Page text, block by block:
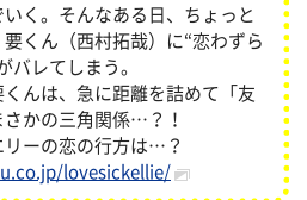
く。そんなある日、ちょっと
くん（西村拓哉）に“恋わずら
バレてしまう。
んは、急に距離を詰めて「友
かの三角関係…？！
リーの恋の行方は…？
lovesickellie/